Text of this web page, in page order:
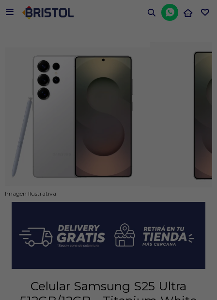


Imagen Ilustrativa
Celular Samsung S25 Ultra